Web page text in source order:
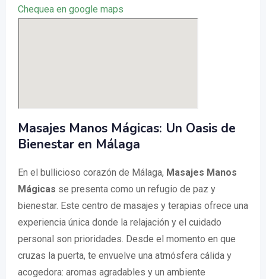
Chequea en google maps
Masajes Manos Mágicas: Un Oasis de
Bienestar en Málaga
En el bullicioso corazón de Málaga, Masajes Manos
Mágicas se presenta como un refugio de paz y
bienestar. Este centro de masajes y terapias ofrece una
experiencia única donde la relajación y el cuidado
personal son prioridades. Desde el momento en que
cruzas la puerta, te envuelve una atmósfera cálida y
acogedora: aromas agradables y un ambiente